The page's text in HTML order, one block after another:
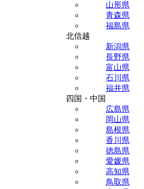
山形県
青森県
福島県
北信越
新潟県
長野県
富山県
石川県
福井県
四国・中国
広島県
岡山県
島根県
香川県
徳島県
愛媛県
高知県
鳥取県